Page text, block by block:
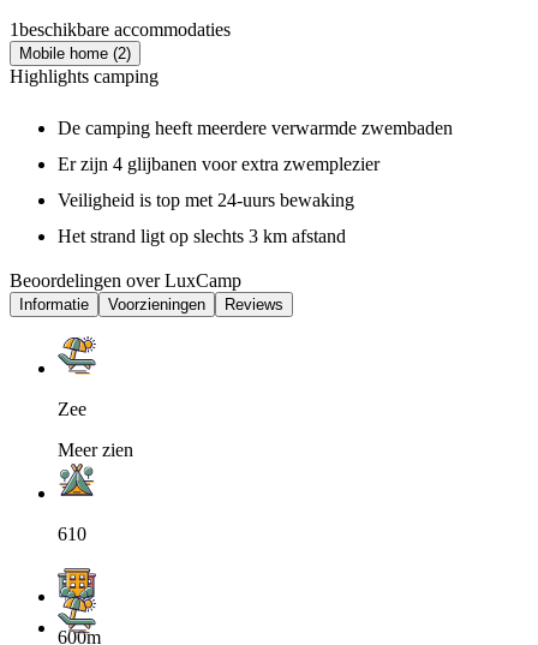
1beschikbare accommodaties
Mobile home (2)
Highlights camping
De camping heeft meerdere verwarmde zwembaden
Er zijn 4 glijbanen voor extra zwemplezier
Veiligheid is top met 24-uurs bewaking
Het strand ligt op slechts 3 km afstand
Beoordelingen over LuxCamp
Informatie Voorzieningen Reviews
Zee
Meer zien
610
600m